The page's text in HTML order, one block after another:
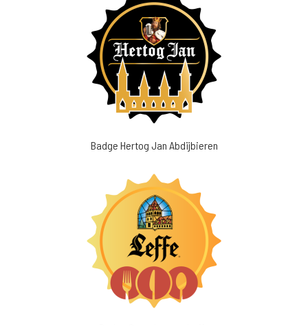
Badge Hertog Jan Abdijbieren